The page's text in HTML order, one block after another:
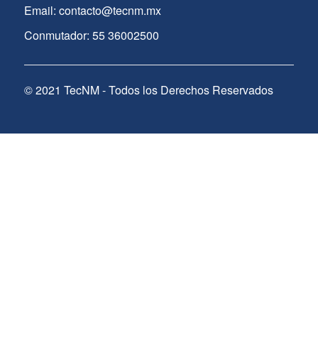
Email: contacto@tecnm.mx
Conmutador: 55 36002500
© 2021 TecNM - Todos los Derechos Reservados